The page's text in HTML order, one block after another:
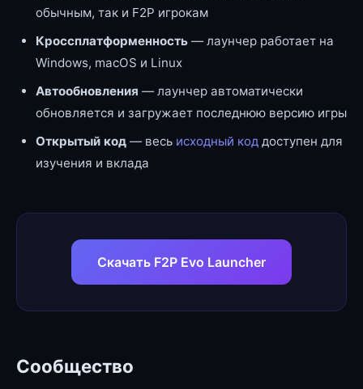
обычным, так и F2P игрокам
Кроссплатформенность — лаунчер работает на
Windows, macOS и Linux
Автообновления — лаунчер автоматически
обновляется и загружает последнюю версию игры
Открытый код — весь исходный код доступен для
изучения и вклада
Скачать F2P Evo Launcher
Сообщество